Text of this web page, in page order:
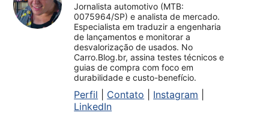
Jornalista automotivo (MTB:
0075964/SP) e analista de mercado.
Especialista em traduzir a engenharia
de lançamentos e monitorar a
desvalorização de usados. No
Carro.Blog.br, assina testes técnicos e
guias de compra com foco em
durabilidade e custo-benefício.
Perfil Contato Instagram
LinkedIn